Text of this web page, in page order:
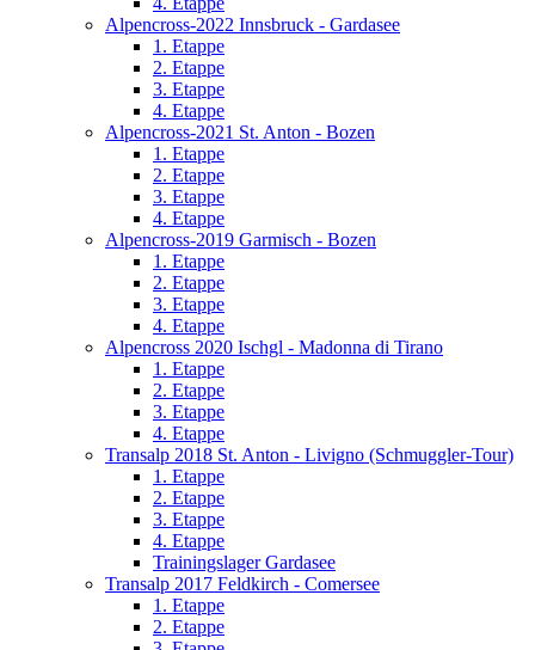
Alpencross-2022 Innsbruck - Gardasee
1. Etappe
2. Etappe
3. Etappe
4. Etappe
Alpencross-2021 St. Anton - Bozen
1. Etappe
2. Etappe
3. Etappe
4. Etappe
Alpencross-2019 Garmisch - Bozen
1. Etappe
2. Etappe
3. Etappe
4. Etappe
Alpencross 2020 Ischgl - Madonna di Tirano
1. Etappe
2. Etappe
3. Etappe
4. Etappe
Transalp 2018 St. Anton - Livigno (Schmuggler-Tour)
1. Etappe
2. Etappe
3. Etappe
4. Etappe
Trainingslager Gardasee
Transalp 2017 Feldkirch - Comersee
1. Etappe
2. Etappe